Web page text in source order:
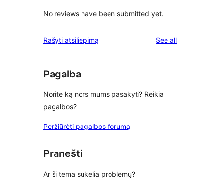
No reviews have been submitted yet.
Rašyti atsiliepimą See allreviews
Pagalba
Norite ką nors mums pasakyti? Reikia
pagalbos?
Peržiūrėti pagalbos forumą
Pranešti
Ar ši tema sukelia problemų?